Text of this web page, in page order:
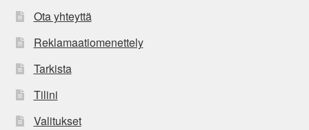
Ota yhteyttä
Reklamaatiomenettely
Tarkista
Tilini
Valitukset